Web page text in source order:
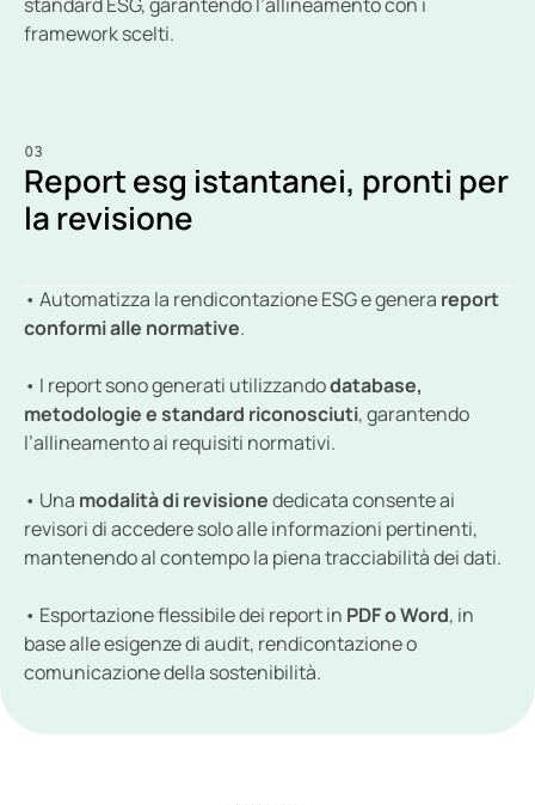
framework scelti.
03
Report esg istantanei, pronti per
la revisione
• Automatizza la rendicontazione ESG e genera report
conformi alle normative.
• I report sono generati utilizzando database,
metodologie e standard riconosciuti, garantendo
l’allineamento ai requisiti normativi.
• Una modalità di revisione dedicata consente ai
revisori di accedere solo alle informazioni pertinenti,
mantenendo al contempo la piena tracciabilità dei dati.
• Esportazione flessibile dei report in PDF o Word, in
base alle esigenze di audit, rendicontazione o
comunicazione della sostenibilità.